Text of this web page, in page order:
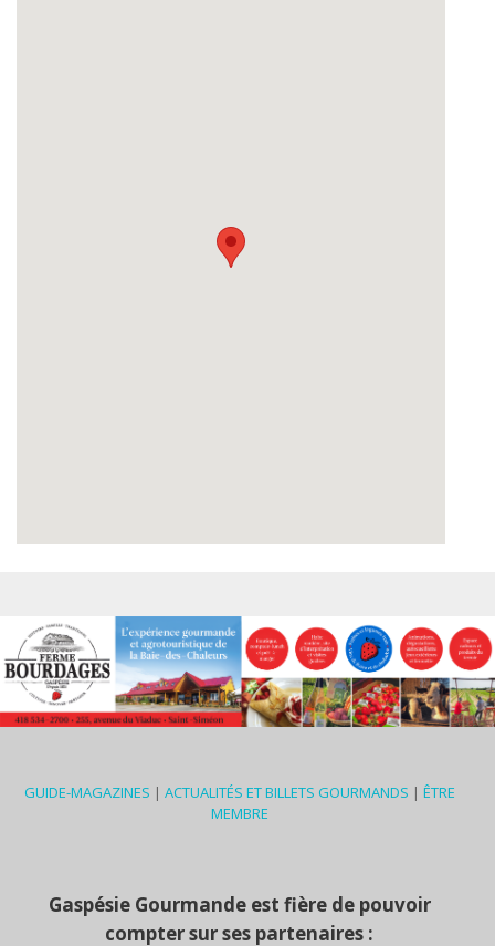
GUIDE-MAGAZINES | ACTUALITÉS ET BILLETS GOURMANDS | ÊTRE
MEMBRE
Gaspésie Gourmande est fière de pouvoir
compter sur ses partenaires :